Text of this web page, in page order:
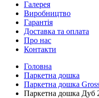
Галерея
Виробництво
Гарантія
Доставка та оплата
Про нас
Контакти
Головна
Паркетна дошка
Паркетна дошка
Паркетна дошка Дуб